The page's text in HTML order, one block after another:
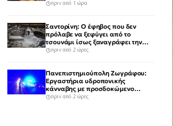
γυαλιού
πριν από 1 ώρα
Σαντορίνη: Ο έφηβος που δεν
πρόλαβε να ξεφύγει από το
τσουνάμι ίσως ξαναγράφει την
ιστορία της μινωικής
πριν από 2 ώρες
Πανεπιστημιούπολη Ζωγράφου:
Εργαστήρια υδροπονικής
κάνναβης με προσδοκώμενο
όφελος άνω των 90.000 ευρώ –
πριν από 2 ώρες